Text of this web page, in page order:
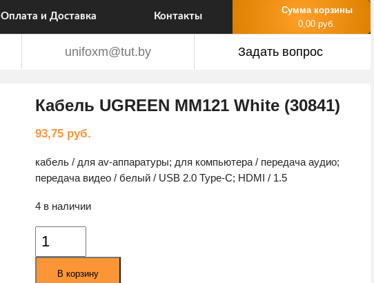
Оплата и Доставка Контакты
Сумма корзины
0,00 руб.
unifoxm@tut.by Задать вопрос
Кабель UGREEN MM121 White (30841)
93,75 руб.
кабель / для av-аппаратуры; для компьютера / передача аудио;
передача видео / белый / USB 2.0 Type-C; HDMI / 1.5
4 в наличии
Количество
товара
В корзину